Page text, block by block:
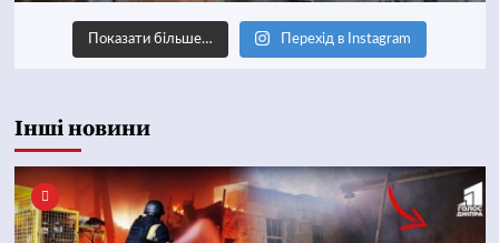
Показати більше… Перехід в Instagram
Інші новини